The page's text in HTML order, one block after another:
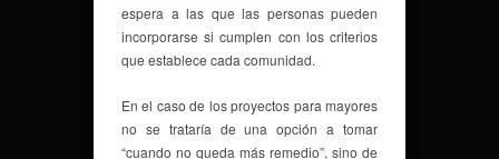
espera a las que las personas pueden
incorporarse si cumplen con los criterios
que establece cada comunidad.
En el caso de los proyectos para mayores
no se trataría de una opción a tomar
“cuando no queda más remedio”, sino de